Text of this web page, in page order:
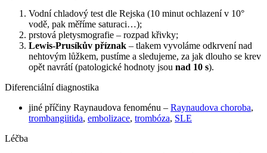
Vodní chladový test dle Rejska (10 minut ochlazení v 10°
vodě, pak měříme saturaci…);
prstová pletysmografie – rozpad křivky;
Lewis-Prusíkův příznak – tlakem vyvoláme odkrvení nad
nehtovým lůžkem, pustíme a sledujeme, za jak dlouho se krev
opět navrátí (patologické hodnoty jsou nad 10 s).
Diferenciální diagnostika
jiné příčiny Raynaudova fenoménu – Raynaudova choroba,
trombangiitida, embolizace, trombóza, SLE
Léčba